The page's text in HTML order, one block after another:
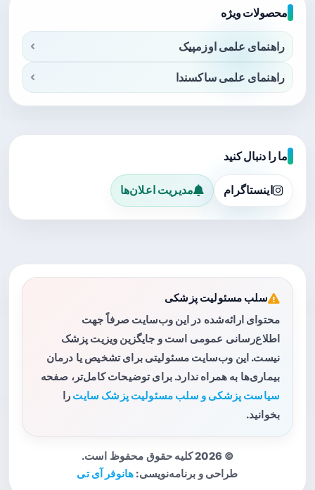
محصولات ویژه
راهنمای علمی اوزمپیک
راهنمای علمی ساکسندا
ما را دنبال کنید
اینستاگرام مدیریت اعلان‌ها
سلب مسئولیت پزشکی
محتوای ارائه‌شده در این وب‌سایت صرفاً جهت
اطلاع‌رسانی عمومی است و جایگزین ویزیت پزشک
نیست. این وب‌سایت مسئولیتی برای تشخیص یا درمان
بیماری‌ها به همراه ندارد. برای توضیحات کامل‌تر، صفحه
سیاست پزشکی و سلب مسئولیت پزشک سایت را
بخوانید.
© 2026 کلیه حقوق محفوظ است.
طراحی و برنامه‌نویسی: هانوفر آی تی